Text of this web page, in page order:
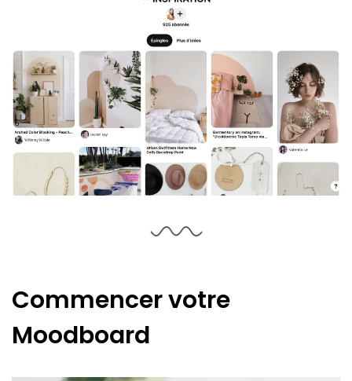
Commencer votre
Moodboard